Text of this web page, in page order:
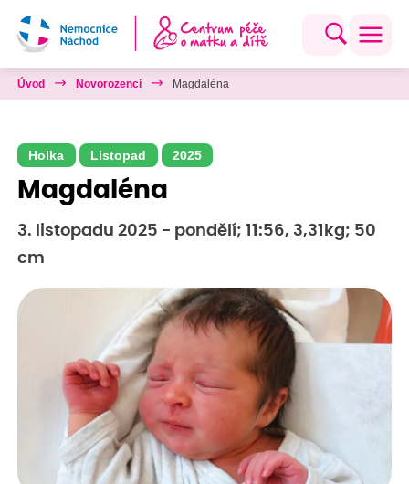
Úvod Novorozenci Magdaléna
Holka Listopad 2025
Magdaléna
3. listopadu 2025 - pondělí; 11:56, 3,31kg; 50
cm